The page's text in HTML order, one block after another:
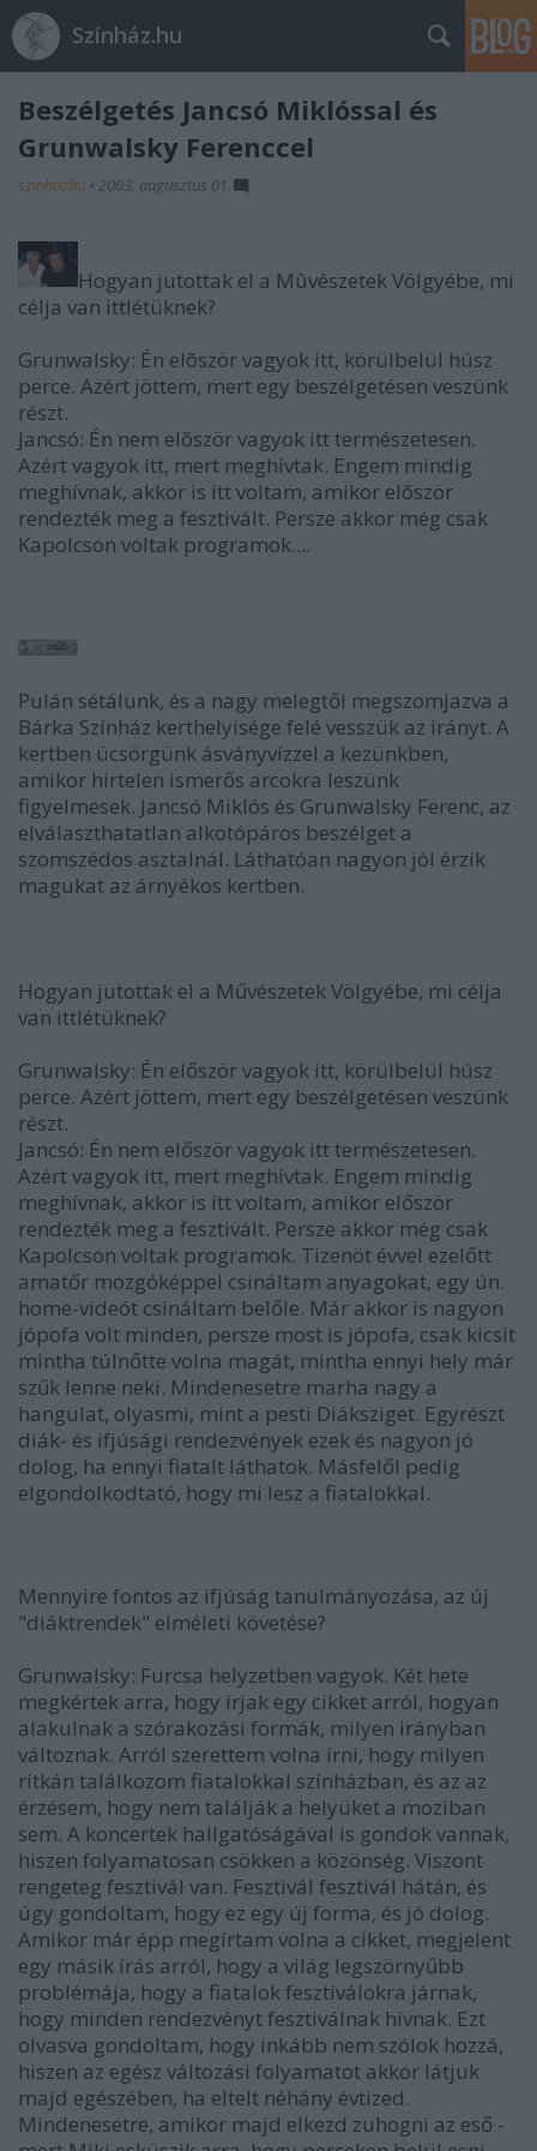
Színház.hu
Beszélgetés Jancsó Miklóssal és
Grunwalsky Ferenccel
szinhazhu • 2003. augusztus 01.
Hogyan jutottak el a Mûvészetek Völgyébe, mi
célja van ittlétüknek?
Grunwalsky: Én elõször vagyok itt, körülbelül húsz
perce. Azért jöttem, mert egy beszélgetésen veszünk
részt.
Jancsó: Én nem elõször vagyok itt természetesen.
Azért vagyok itt, mert meghívtak. Engem mindig
meghívnak, akkor is itt voltam, amikor elõször
rendezték meg a fesztivált. Persze akkor még csak
Kapolcson voltak programok....
Pulán sétálunk, és a nagy melegtől megszomjazva a
Bárka Színház kerthelyisége felé vesszük az irányt. A
kertben ücsörgünk ásványvízzel a kezünkben,
amikor hirtelen ismerős arcokra leszünk
figyelmesek. Jancsó Miklós és Grunwalsky Ferenc, az
elválaszthatatlan alkotópáros beszélget a
szomszédos asztalnál. Láthatóan nagyon jól érzik
magukat az árnyékos kertben.
Hogyan jutottak el a Művészetek Völgyébe, mi célja
van ittlétüknek?
Grunwalsky: Én először vagyok itt, körülbelül húsz
perce. Azért jöttem, mert egy beszélgetésen veszünk
részt.
Jancsó: Én nem először vagyok itt természetesen.
Azért vagyok itt, mert meghívtak. Engem mindig
meghívnak, akkor is itt voltam, amikor először
rendezték meg a fesztivált. Persze akkor még csak
Kapolcson voltak programok. Tizenöt évvel ezelőtt
amatőr mozgóképpel csináltam anyagokat, egy ún.
home-videót csináltam belőle. Már akkor is nagyon
jópofa volt minden, persze most is jópofa, csak kicsit
mintha túlnőtte volna magát, mintha ennyi hely már
szűk lenne neki. Mindenesetre marha nagy a
hangulat, olyasmi, mint a pesti Diáksziget. Egyrészt
diák- és ifjúsági rendezvények ezek és nagyon jó
dolog, ha ennyi fiatalt láthatok. Másfelől pedig
elgondolkodtató, hogy mi lesz a fiatalokkal.
Mennyire fontos az ifjúság tanulmányozása, az új
"diáktrendek" elméleti követése?
Grunwalsky: Furcsa helyzetben vagyok. Két hete
megkértek arra, hogy írjak egy cikket arról, hogyan
alakulnak a szórakozási formák, milyen irányban
változnak. Arról szerettem volna írni, hogy milyen
ritkán találkozom fiatalokkal színházban, és az az
érzésem, hogy nem találják a helyüket a moziban
sem. A koncertek hallgatóságával is gondok vannak,
hiszen folyamatosan csökken a közönség. Viszont
rengeteg fesztivál van. Fesztivál fesztivál hátán, és
úgy gondoltam, hogy ez egy új forma, és jó dolog.
Amikor már épp megírtam volna a cikket, megjelent
egy másik írás arról, hogy a világ legszörnyűbb
problémája, hogy a fiatalok fesztiválokra járnak,
hogy minden rendezvényt fesztiválnak hívnak. Ezt
olvasva gondoltam, hogy inkább nem szólok hozzá,
hiszen az egész változási folyamatot akkor látjuk
majd egészében, ha eltelt néhány évtized.
Mindenesetre, amikor majd elkezd zuhogni az eső -